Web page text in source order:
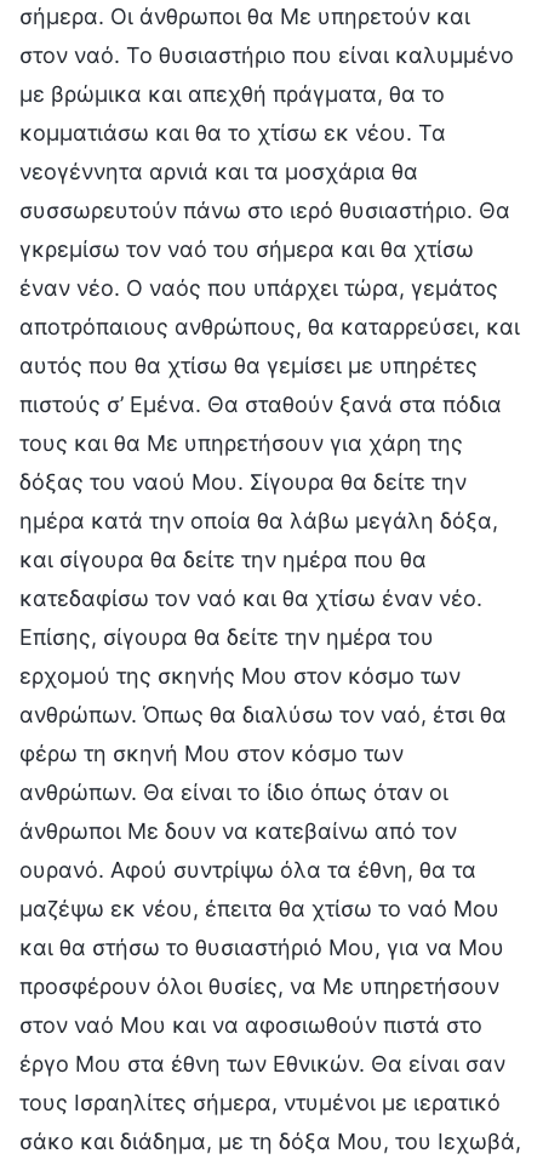
σήμερα. Οι άνθρωποι θα Με υπηρετούν και
στον ναό. Το θυσιαστήριο που είναι καλυμμένο
με βρώμικα και απεχθή πράγματα, θα το
κομματιάσω και θα το χτίσω εκ νέου. Τα
νεογέννητα αρνιά και τα μοσχάρια θα
συσσωρευτούν πάνω στο ιερό θυσιαστήριο. Θα
γκρεμίσω τον ναό του σήμερα και θα χτίσω
έναν νέο. Ο ναός που υπάρχει τώρα, γεμάτος
αποτρόπαιους ανθρώπους, θα καταρρεύσει, και
αυτός που θα χτίσω θα γεμίσει με υπηρέτες
πιστούς σ’ Εμένα. Θα σταθούν ξανά στα πόδια
τους και θα Με υπηρετήσουν για χάρη της
δόξας του ναού Μου. Σίγουρα θα δείτε την
ημέρα κατά την οποία θα λάβω μεγάλη δόξα,
και σίγουρα θα δείτε την ημέρα που θα
κατεδαφίσω τον ναό και θα χτίσω έναν νέο.
Επίσης, σίγουρα θα δείτε την ημέρα του
ερχομού της σκηνής Μου στον κόσμο των
ανθρώπων. Όπως θα διαλύσω τον ναό, έτσι θα
φέρω τη σκηνή Μου στον κόσμο των
ανθρώπων. Θα είναι το ίδιο όπως όταν οι
άνθρωποι Με δουν να κατεβαίνω από τον
ουρανό. Αφού συντρίψω όλα τα έθνη, θα τα
μαζέψω εκ νέου, έπειτα θα χτίσω το ναό Μου
και θα στήσω το θυσιαστήριό Μου, για να Μου
προσφέρουν όλοι θυσίες, να Με υπηρετήσουν
στον ναό Μου και να αφοσιωθούν πιστά στο
έργο Μου στα έθνη των Εθνικών. Θα είναι σαν
τους Ισραηλίτες σήμερα, ντυμένοι με ιερατικό
σάκο και διάδημα, με τη δόξα Μου, του Ιεχωβά,